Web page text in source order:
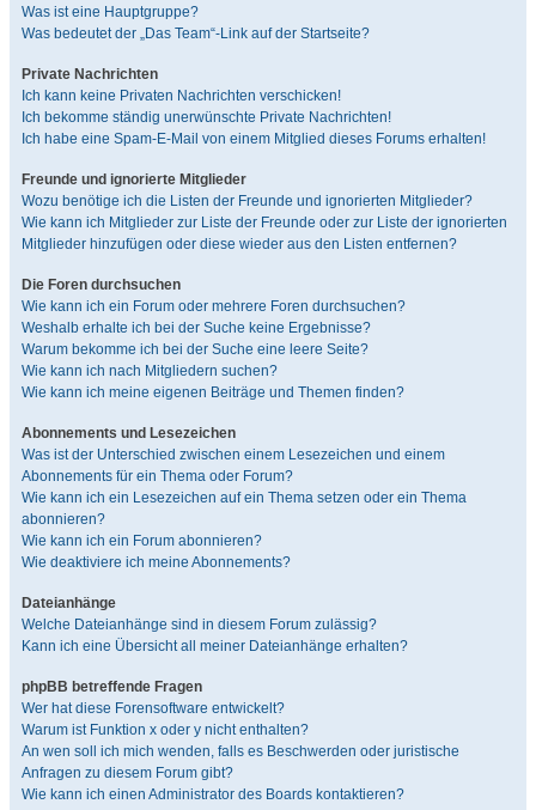
Was ist eine Hauptgruppe?
Was bedeutet der „Das Team“-Link auf der Startseite?
Private Nachrichten
Ich kann keine Privaten Nachrichten verschicken!
Ich bekomme ständig unerwünschte Private Nachrichten!
Ich habe eine Spam-E-Mail von einem Mitglied dieses Forums erhalten!
Freunde und ignorierte Mitglieder
Wozu benötige ich die Listen der Freunde und ignorierten Mitglieder?
Wie kann ich Mitglieder zur Liste der Freunde oder zur Liste der ignorierten
Mitglieder hinzufügen oder diese wieder aus den Listen entfernen?
Die Foren durchsuchen
Wie kann ich ein Forum oder mehrere Foren durchsuchen?
Weshalb erhalte ich bei der Suche keine Ergebnisse?
Warum bekomme ich bei der Suche eine leere Seite?
Wie kann ich nach Mitgliedern suchen?
Wie kann ich meine eigenen Beiträge und Themen finden?
Abonnements und Lesezeichen
Was ist der Unterschied zwischen einem Lesezeichen und einem
Abonnements für ein Thema oder Forum?
Wie kann ich ein Lesezeichen auf ein Thema setzen oder ein Thema
abonnieren?
Wie kann ich ein Forum abonnieren?
Wie deaktiviere ich meine Abonnements?
Dateianhänge
Welche Dateianhänge sind in diesem Forum zulässig?
Kann ich eine Übersicht all meiner Dateianhänge erhalten?
phpBB betreffende Fragen
Wer hat diese Forensoftware entwickelt?
Warum ist Funktion x oder y nicht enthalten?
An wen soll ich mich wenden, falls es Beschwerden oder juristische
Anfragen zu diesem Forum gibt?
Wie kann ich einen Administrator des Boards kontaktieren?